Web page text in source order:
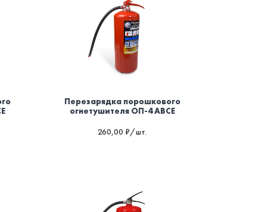
Перезарядка порошкового
огнетушителя ОП-4 ABCE
260,00 ₽/шт.